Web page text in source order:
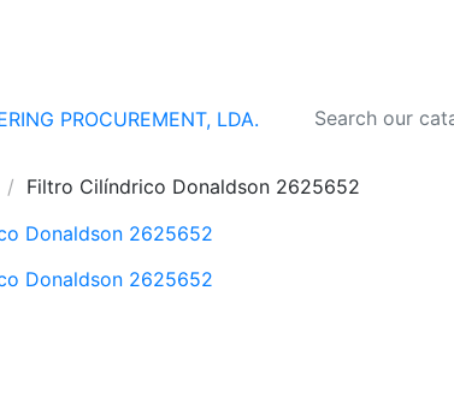
Filtro Cilíndrico Donaldson 2625652